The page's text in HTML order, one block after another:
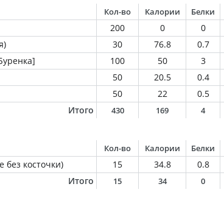
Кол-во Калории Белки
200 0 0
30 76.8 0.7
100 50 3
50 20.5 0.4
50 22 0.5
Итого
430 169 4
Кол-во Калории Белки
без косточки) 15 34.8 0.8
Итого
15 34 0